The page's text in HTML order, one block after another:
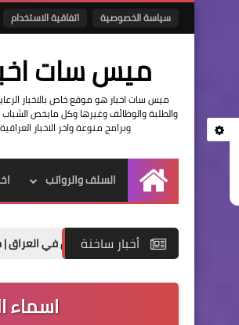
سياسة الخصوصية اتفاقية الاستخدام
ميس سات
ميس سات اخبار هو موقع خاص بالاخبار
والطلبة والوظائف وغيرها وكل مايخص
وبرامج منوعة واخر الاخبار العراقية
الرئيسية
السلف والرواتب
أخبار ساخنة
اسماء